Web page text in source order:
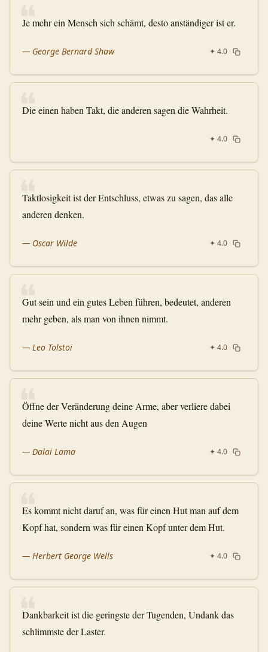
❝
Je mehr ein Mensch sich schämt, desto anständiger ist er.
— George Bernard Shaw ✦ 4.0
❝
Die einen haben Takt, die anderen sagen die Wahrheit.
✦ 4.0
❝
Taktlosigkeit ist der Entschluss, etwas zu sagen, das alle
anderen denken.
— Oscar Wilde ✦ 4.0
❝
Gut sein und ein gutes Leben führen, bedeutet, anderen
mehr geben, als man von ihnen nimmt.
— Leo Tolstoi ✦ 4.0
❝
Öffne der Veränderung deine Arme, aber verliere dabei
deine Werte nicht aus den Augen
— Dalai Lama ✦ 4.0
❝
Es kommt nicht daruf an, was für einen Hut man auf dem
Kopf hat, sondern was für einen Kopf unter dem Hut.
— Herbert George Wells ✦ 4.0
❝
Dankbarkeit ist die geringste der Tugenden, Undank das
schlimmste der Laster.